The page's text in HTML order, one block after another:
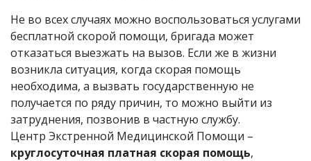
Не во всех случаях можно воспользоваться услугами
бесплатной скорой помощи, бригада может
отказаться выезжать на вызов. Если же в жизни
возникла ситуация, когда скорая помощь
необходима, а вызвать государственную не
получается по ряду причин, то можно выйти из
затруднения, позвонив в частную службу.
Центр Экстренной Медицинской Помощи –
круглосуточная платная скорая помощь,